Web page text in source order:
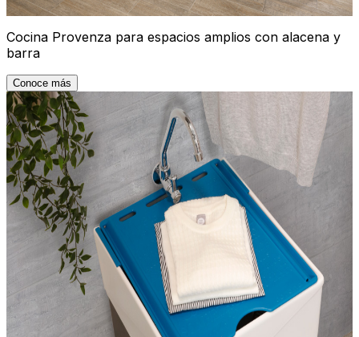
Cocina Provenza para espacios amplios con alacena y
barra
Conoce más